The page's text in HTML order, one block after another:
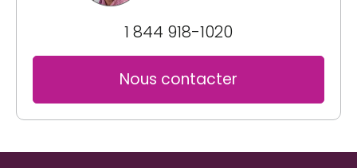
1 844 918-1020
Nous contacter